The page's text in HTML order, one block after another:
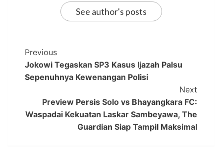
See author's posts
Previous
Jokowi Tegaskan SP3 Kasus Ijazah Palsu
Sepenuhnya Kewenangan Polisi
Next
Preview Persis Solo vs Bhayangkara FC:
Waspadai Kekuatan Laskar Sambeyawa, The
Guardian Siap Tampil Maksimal